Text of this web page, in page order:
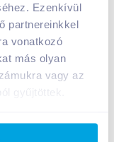
Ezenkívül
partnereinkkel
vonatkozó
más olyan
vagy az